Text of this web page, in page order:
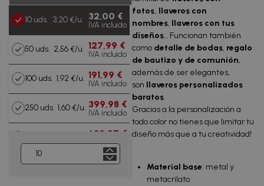
10 uds. 3,20 €/u. 32,00 €
IVA incluido
50 uds. 2,56 €/u. 127,99 €
IVA incluido
100 uds. 1,92 €/u. 191,99 €
IVA incluido
250 uds. 1,60 €/u. 399,98 €
IVA incluido
639,97 €
IVA incluido
1000
1,22
1.215,94
fotos, llaveros con
nombres, llaveros con tus
diseños… Funcionan también
como detalle de bodas, regalo
de bautizo y de comunión,
además de ser elegantes,
son llaveros personalizados
baratos.
Gracias a la personalización a
todo color no tienes que limitar tu
diseño más que a tu creatividad!
Material base: metal y
metacrilato.